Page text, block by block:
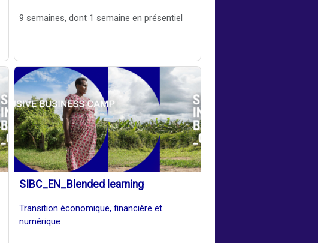
9 semaines, dont 1 semaine en présentiel
SIBC_EN_Blended learning
Transition économique, financière et
numérique